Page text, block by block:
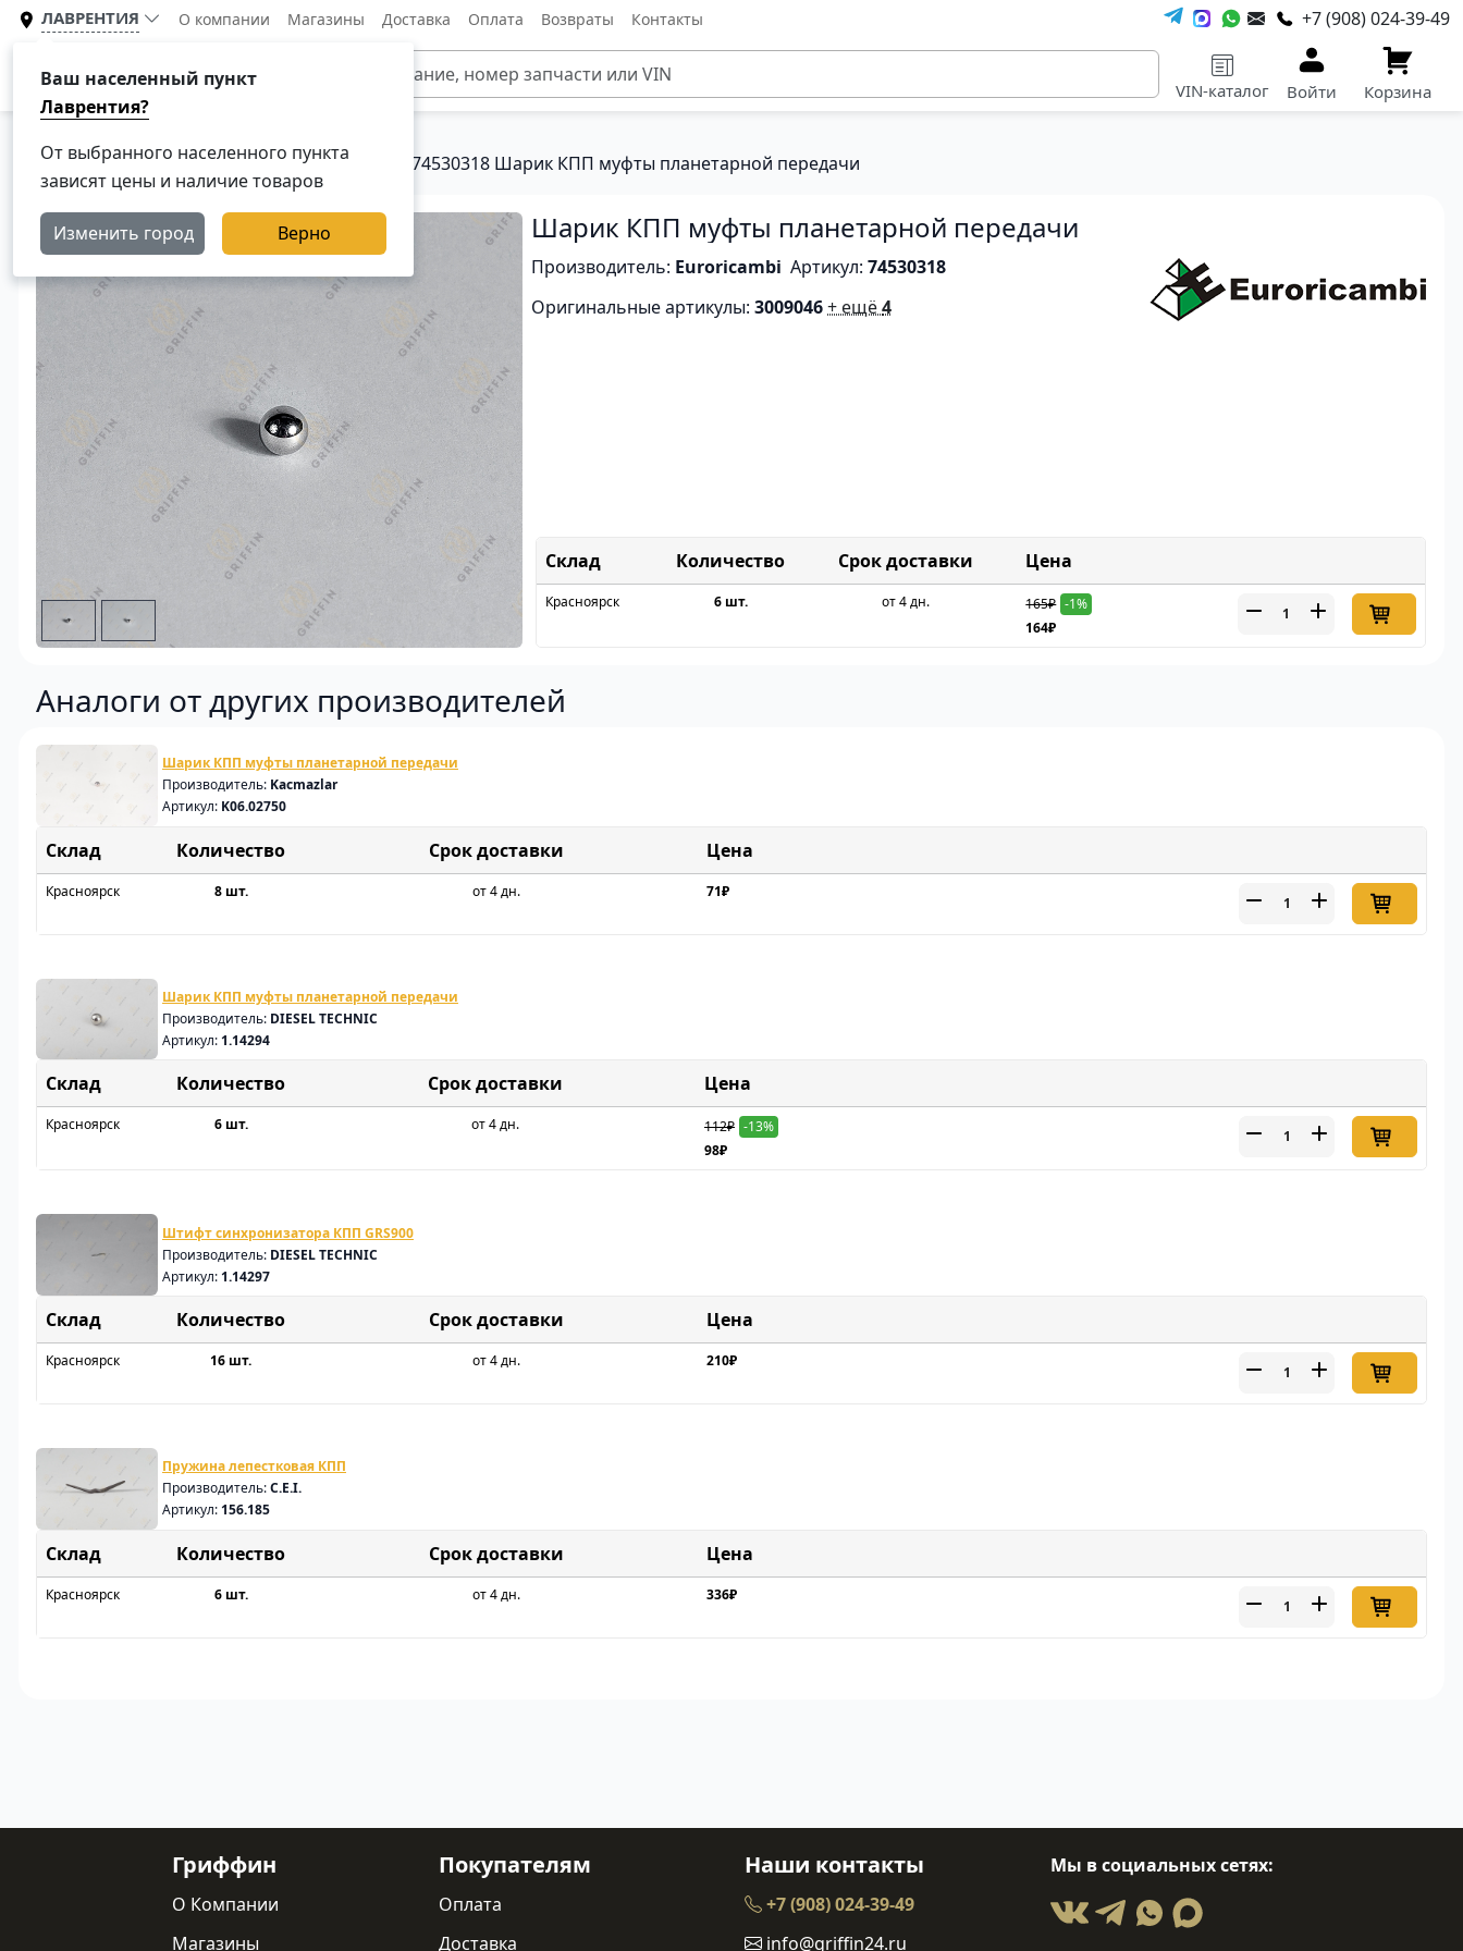
ЛАВРЕНТИЯ
Ваш населенный пункт
Лаврентия?
От выбранного населенного пункта
зависят цены и наличие товаров
Изменить город Верно
О компании Магазины Доставка Оплата Возвраты Контакты +7 (908) 024-39-49
Каталог
VIN-каталог Войти Корзина
Главная Каталог Запчасти КПП Скания 74530318 Шарик КПП муфты планетарной передачи
Шарик КПП муфты планетарной передачи
Производитель: Euroricambi Артикул:74530318
Оригинальные артикулы:3009046+ ещё4
Склад Срок доставки Цена
Красноярск 6 шт. от 4 дн. 165₽ -1%
164₽
Аналоги от других производителей
Шарик КПП муфты планетарной передачи
Производитель: Kacmazlar
Артикул: K06.02750
Склад Срок доставки Цена
Красноярск 8 шт. от 4 дн. 71₽
Шарик КПП муфты планетарной передачи
Производитель: DIESEL TECHNIC
Артикул: 1.14294
Склад Срок доставки Цена
Красноярск 6 шт. от 4 дн. 112₽ -13%
98₽
Штифт синхронизатора КПП GRS900
Производитель: DIESEL TECHNIC
Артикул: 1.14297
Склад Срок доставки Цена
Красноярск 16 шт. от 4 дн. 210₽
Пружина лепестковая КПП
Производитель:C.E.I.
Артикул: 156.185
Склад Срок доставки Цена
Красноярск 6 шт. от 4 дн. 336₽
Гриффин
О Компании
Магазины
Покупателям
Оплата
Доставка
Наши контакты
+7 (908) 024-39-49
info@griffin24.ru
Мы в социальных сетях: